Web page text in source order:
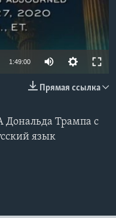
available
1:49:00
Прямая ссылка
Трампа с
язык